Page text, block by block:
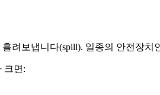
려보냅니다(spill). 일종의 안전장치
크면: